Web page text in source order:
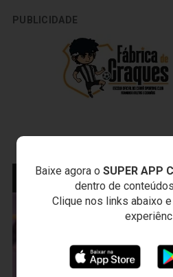
Baixe agora o SUPER APP
dentro de
Clique nos links abaixo
PUBLICIDADE
NOTÍCIAS RELACIONADAS